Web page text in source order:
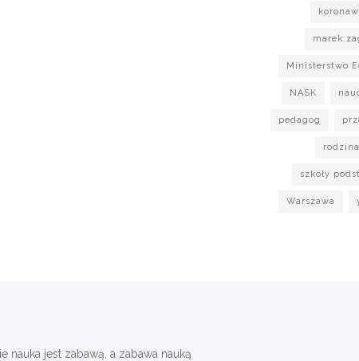
marek
Ministerstwo
NASK
pedagog
rodzina
szkoły
Warszawa
nauka jest zabawą, a zabawa nauką